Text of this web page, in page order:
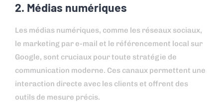
2. Médias numériques
Les médias numériques, comme les réseaux sociaux,
le marketing par e-mail et le référencement local sur
Google, sont cruciaux pour toute stratégie de
communication moderne. Ces canaux permettent une
interaction directe avec les clients et offrent des
outils de mesure précis.